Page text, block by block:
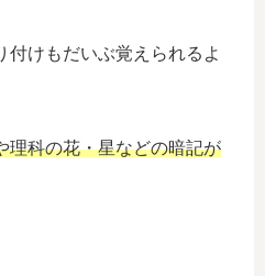
付けもだいぶ覚えられるよ
理科の花・星などの暗記が